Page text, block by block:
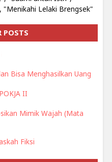
"Menikahi Lelaki Brengsek"
POSTS
Bisa Menghasilkan Uang
II
Mimik Wajah (Mata
Fiksi